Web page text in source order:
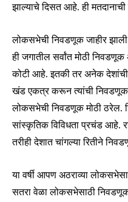
झाल्याचे दिसत आहे. ही
लोकसभेची निवडणूक जाहीर
ही जगातील सर्वांत मोठी
कोटी आहे. इतकी तर अनेक
खंड एकत्र करून त्यांची निवडणूक
लोकसभेची निवडणूक मोठी ठरेल.
सांस्कृतिक विविधता प्रचंड आहे.
तरीही देशात चांगल्या रितीने
या वर्षी आपण अठराव्या
सतरा वेळा लोकसभेसाठी